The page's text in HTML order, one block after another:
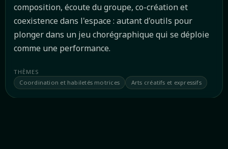
composition, écoute du groupe, co-création et
coexistence dans l'espace : autant d'outils pour
plonger dans un jeu chorégraphique qui se déploie
comme une performance.
THÈMES
Coordination et habiletés motrices
Arts créatifs et expressifs